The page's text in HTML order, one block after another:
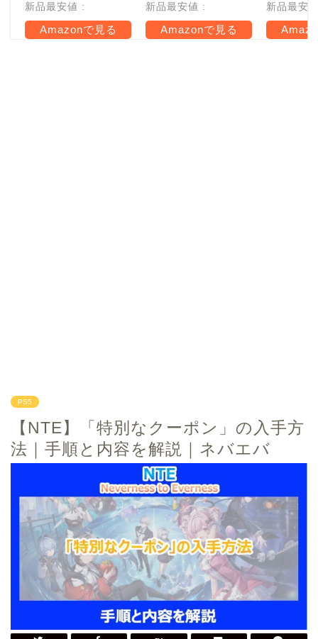
新品最安値 :
Amazonで見る
新品最安値 :
Amazonで見る
新品最安
PS5
【NTE】「特別なクーポン」の入手方
法｜手順と内容を解説｜ネバエバ